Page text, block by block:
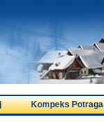
Kompeks Potraga